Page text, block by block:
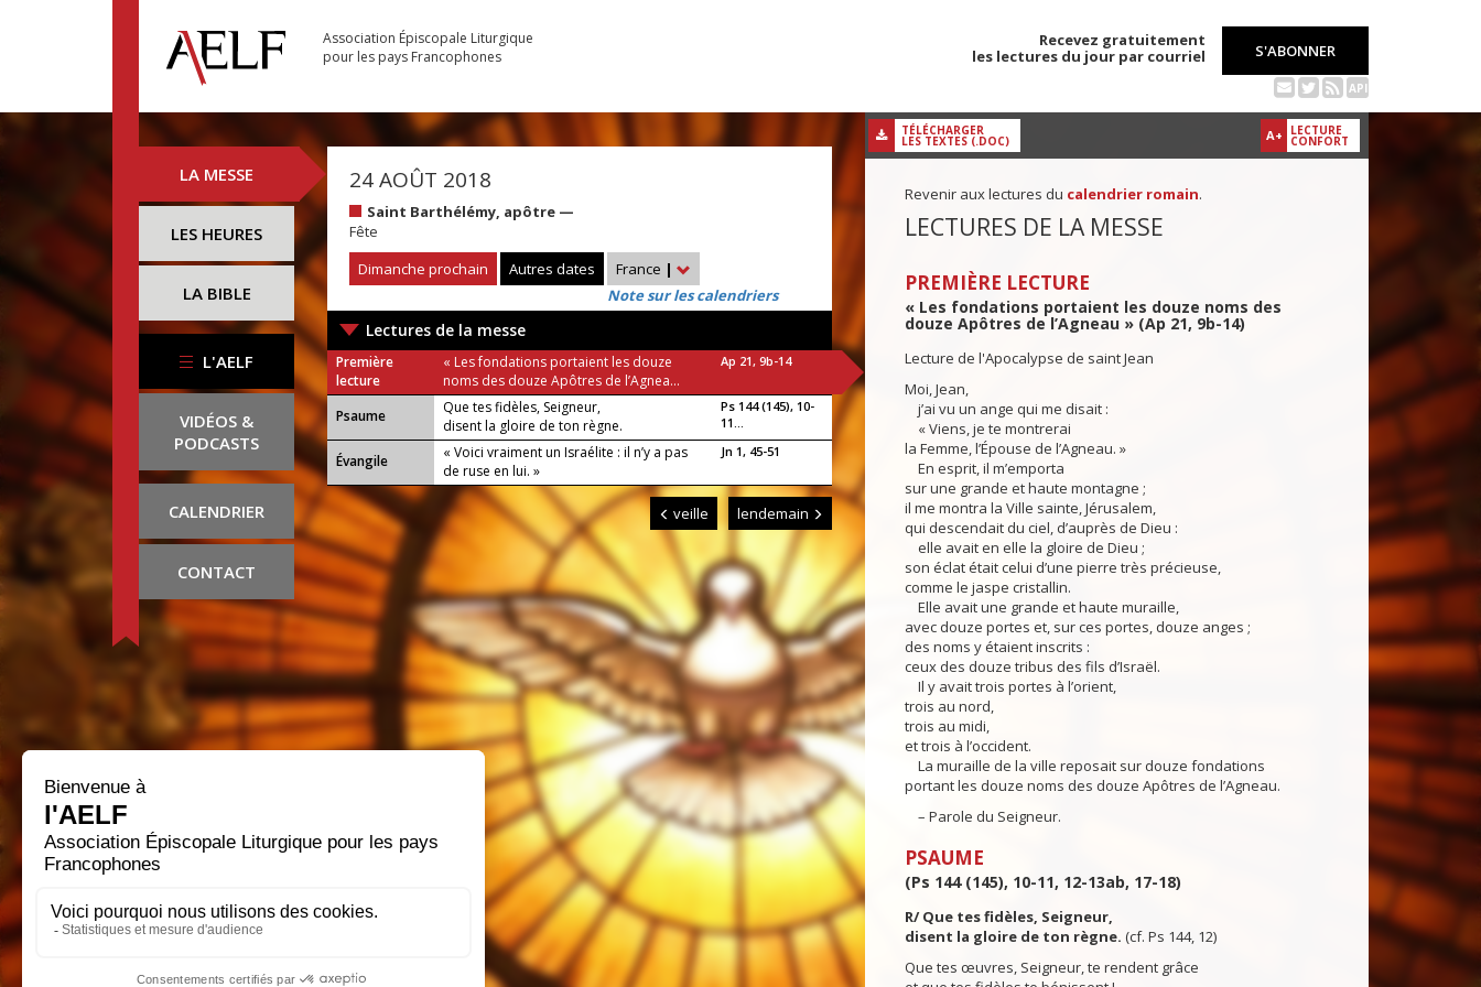
Association Épiscopale Liturgique
pour les pays Francophones
Recevez gratuitement
les lectures du jour par courriel
S'ABONNER
API
LA MESSE
LES HEURES
LA BIBLE
L'AELF
VIDÉOS &
PODCASTS
CALENDRIER
CONTACT
24 AOÛT 2018
Saint Barthélémy, apôtre —
Fête
Dimanche prochain
Autres dates France |
Note sur les calendriers
Lectures de la messe
Première
lecture
« Les fondations portaient les douze
noms des douze Apôtres de l’Agnea...
Ap 21, 9b-14
Psaume
Que tes fidèles, Seigneur,
disent la gloire de ton règne.
Ps 144 (145), 10-
11...
Évangile
« Voici vraiment un Israélite : il n’y a pas
de ruse en lui. »
Jn 1, 45-51
veille lendemain
A+ LECTURE
CONFORT
TÉLÉCHARGER
LES TEXTES (.DOC)
Revenir aux lectures du calendrier romain.
LECTURES DE LA MESSE
PREMIÈRE LECTURE
« Les fondations portaient les douze noms des
douze Apôtres de l’Agneau » (Ap 21, 9b-14)
Lecture de l'Apocalypse de saint Jean
Moi, Jean,
j’ai vu un ange qui me disait :
« Viens, je te montrerai
la Femme, l’Épouse de l’Agneau. »
En esprit, il m’emporta
sur une grande et haute montagne ;
il me montra la Ville sainte, Jérusalem,
qui descendait du ciel, d’auprès de Dieu :
elle avait en elle la gloire de Dieu ;
son éclat était celui d’une pierre très précieuse,
comme le jaspe cristallin.
Elle avait une grande et haute muraille,
avec douze portes et, sur ces portes, douze anges ;
des noms y étaient inscrits :
ceux des douze tribus des fils d’Israël.
Il y avait trois portes à l’orient,
trois au nord,
trois au midi,
et trois à l’occident.
La muraille de la ville reposait sur douze fondations
portant les douze noms des douze Apôtres de l’Agneau.
– Parole du Seigneur.
PSAUME
(Ps 144 (145), 10-11, 12-13ab, 17-18)
R/ Que tes fidèles, Seigneur,
disent la gloire de ton règne. (cf. Ps 144, 12)
Que tes œuvres, Seigneur, te rendent grâce